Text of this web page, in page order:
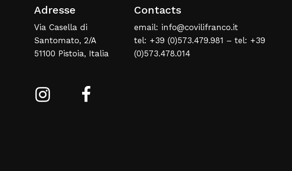
Adresse
Via Casella di
Santomato, 2/A
51100 Pistoia, Italia
Contacts
email: info@covilifranco.it
tel: +39 (0)573.479.981 – tel: +39
(0)573.478.014